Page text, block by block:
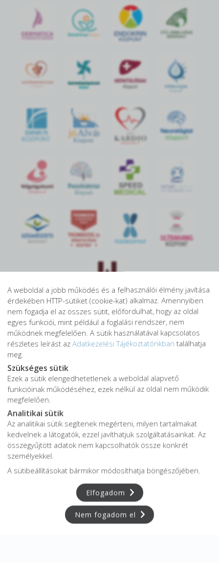
IMMUN
KÖZPONT
jó Alvás
Központ
A weboldal a jobb működés és a felhasználói élmény javítása
érdekében HTTP-sütiket (cookie-kat) alkalmaz. Amennyiben
nem fogadja el az összes sütit, előfordulhat, hogy az oldal
egyes funkciói, mint például a foglalási rendszer, nem
működnek megfelelően. A sütik használatával kapcsolatos
részletes leírást az Adatkezelési Tájékoztatónkban találhatja
meg.
Szükséges sütik
Ezek a sütik elengedhetetlenek a weboldal alapvető
funkcióinak működéséhez, ezek nélkül az oldal nem működik
megfelelően.
Analitikai sütik
Az analitikai sütik segítenek megérteni, milyen tartalmakat
kedvelnek a látogatók, ezzel javíthatjuk szolgáltatásainkat. Az
összegyűjtött adatok nem kapcsolhatók össze konkrét
személyekkel.
A sütibeállításokat bármikor módosíthatja böngészőjében.
Elfogadom
Nem fogadom el